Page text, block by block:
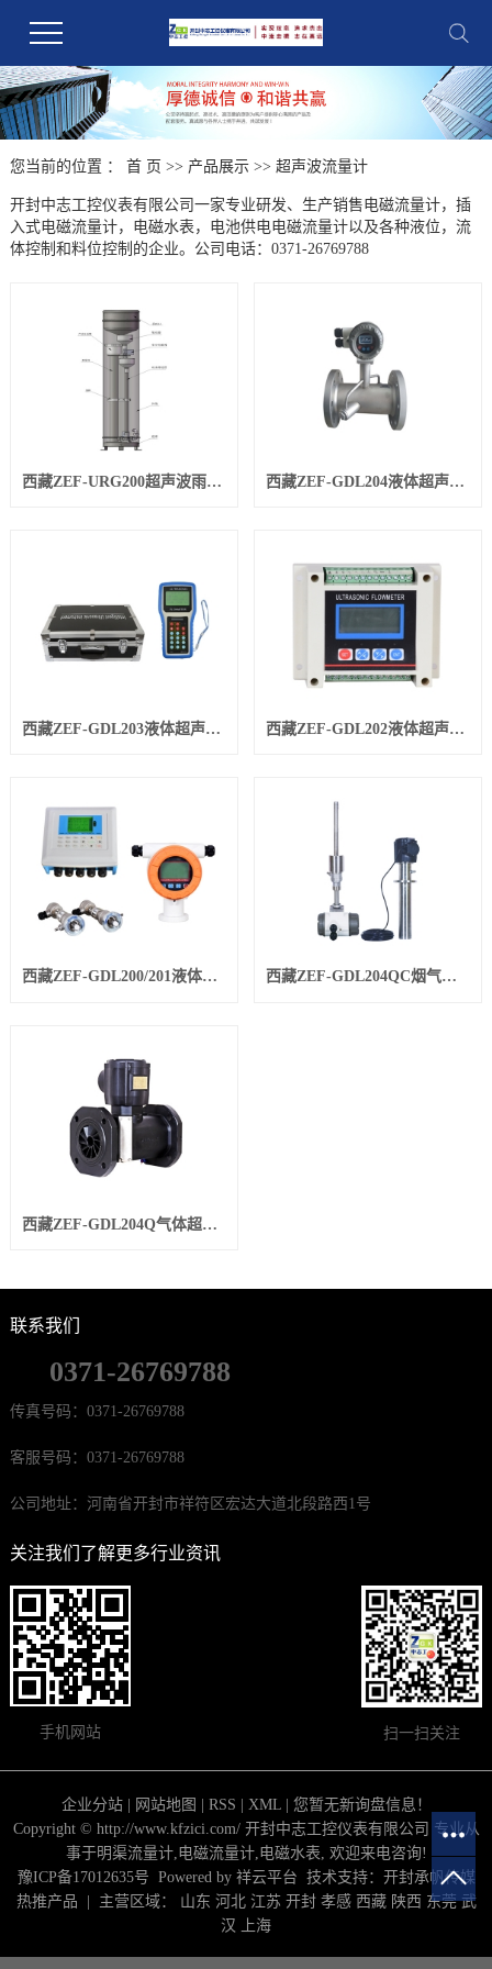
您当前的位置 ： 首 页 >> 产品展示>> 超声波流量计
开封中志工控仪表有限公司一家专业研发、生产销售电磁流量计，插
入式电磁流量计，电磁水表，电池供电电磁流量计以及各种液位，流
体控制和料位控制的企业。公司电话：0371-26769788
西藏ZEF-URG200超声波雨量计 西藏ZEF-GDL204液体超声波流量计
西藏ZEF-GDL203液体超声波流量计 西藏ZEF-GDL202液体超声波流量计
西藏ZEF-GDL200/201液体超声波流量计 西藏ZEF-GDL204QC烟气超声波流量计
西藏ZEF-GDL204Q气体超声波流量计
联系我们
0371-26769788
传真号码：0371-26769788
客服号码：0371-26769788
公司地址：河南省开封市祥符区宏达大道北段路西1号
关注我们了解更多行业资讯
手机网站 扫一扫关注
企业分站| 网站地图 RSS XML| 您暂无新询盘信息！
Copyright © http://www.kfzici.com/ 开封中志工控仪表有限公司 专业从
事于明渠流量计,电磁流量计,电磁水表, 欢迎来电咨询!
豫ICP备17012635号 Powered by 祥云平台 技术支持： 开封承帆传媒
热推产品 | 主营区域： 山东 河北 江苏 开封 孝感 西藏 陕西 东莞 武
汉
上海